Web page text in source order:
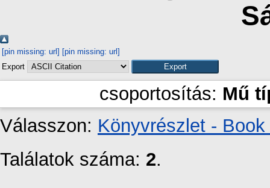
[pin missing: url] [pin missing: url]
Export
csoportosítás: Mű
Válasszon: Könyvrészlet -
Találatok száma: 2.